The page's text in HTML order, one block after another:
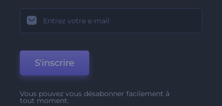
S'inscrire
Vous pouvez vous désabonner facilement à
tout moment.